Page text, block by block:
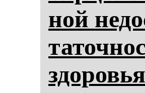
ной
здо­ровья